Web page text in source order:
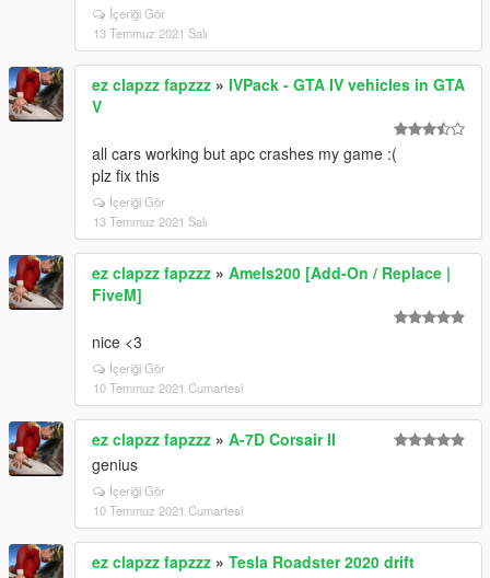
İçeriği Gör
13 Temmuz 2021 Salı
ez clapzz fapzzz » IVPack - GTA IV vehicles in GTA
V
all cars working but apc crashes my game :(
plz fix this
İçeriği Gör
13 Temmuz 2021 Salı
ez clapzz fapzzz » Amels200 [Add-On / Replace |
FiveM]
nice <3
İçeriği Gör
10 Temmuz 2021 Cumartesi
ez clapzz fapzzz » A-7D Corsair II
genius
İçeriği Gör
10 Temmuz 2021 Cumartesi
ez clapzz fapzzz » Tesla Roadster 2020 drift